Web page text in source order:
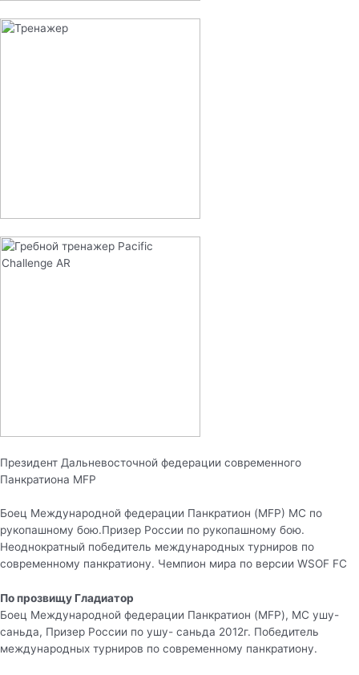
Президент Дальневосточной федерации современного
Панкратиона MFP
Боец Международной федерации Панкратион (MFP) МС по
рукопашному бою.Призер России по рукопашному бою.
Неоднократный победитель международных турниров по
современному панкратиону. Чемпион мира по версии WSOF FC
По прозвищу Гладиатор
Боец Международной федерации Панкратион (MFP), МС ушу-
саньда, Призер России по ушу- саньда 2012г. Победитель
международных турниров по современному панкратиону.